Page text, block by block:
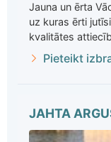
Jauna un ērta
uz kuras ērti
kvalitātes
Pieteikt
JAHTA